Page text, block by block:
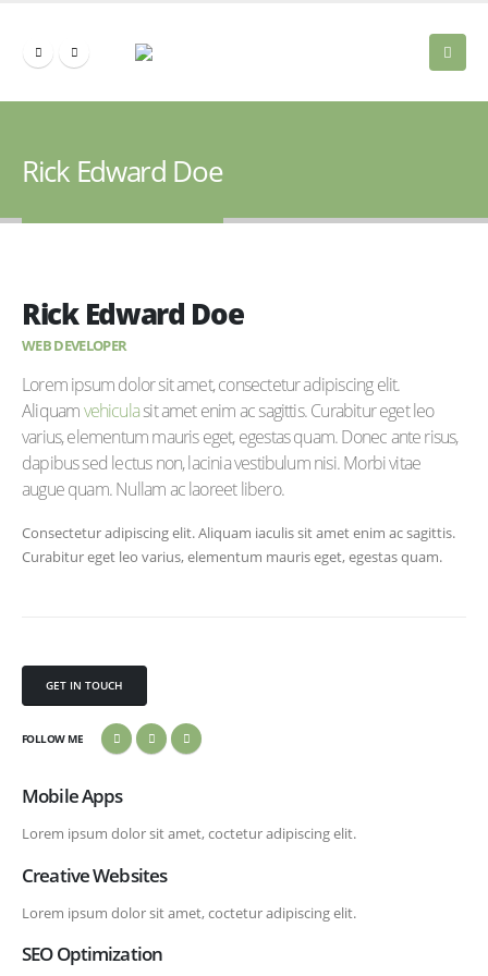
Rick Edward Doe
Rick Edward Doe
WEB DEVELOPER
Lorem ipsum dolor sit amet, consectetur adipiscing elit.
Aliquamvehiculasit amet enim ac sagittis. Curabitur eget leo
varius, elementum mauris eget, egestas quam. Donec ante risus,
dapibus sed lectus non, lacinia vestibulum nisi. Morbi vitae
augue quam. Nullam ac laoreet libero.
Consectetur adipiscing elit. Aliquam iaculis sit amet enim ac sagittis.
Curabitur eget leo varius, elementum mauris eget, egestas quam.
GET IN TOUCH
FOLLOW ME
Mobile Apps
Lorem ipsum dolor sit amet, coctetur adipiscing elit.
Creative Websites
Lorem ipsum dolor sit amet, coctetur adipiscing elit.
SEO Optimization